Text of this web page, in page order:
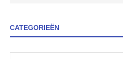
CATEGORIEËN